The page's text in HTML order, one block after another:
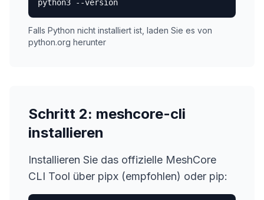
python3 --version
Falls Python nicht installiert ist, laden Sie es von
python.org herunter
Schritt 2: meshcore-cli
installieren
Installieren Sie das offizielle MeshCore
CLI Tool über pipx (empfohlen) oder pip: